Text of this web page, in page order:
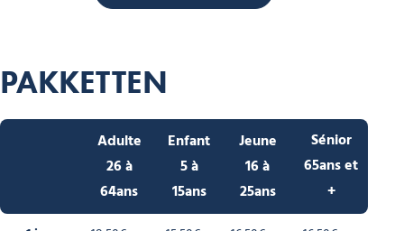
PAKKETTEN
Adulte
26 à
64ans
Enfant
5 à
15ans
Jeune
16 à
25ans
Sénior
65ans et
+